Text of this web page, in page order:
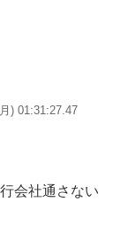
) 01:31:27.47
会社通さない